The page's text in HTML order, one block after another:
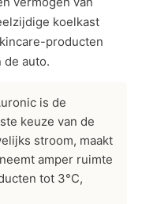
koelkast
producten
de auto.
is de
keuze van de
stroom, maakt
amper ruimte
tot 3°C,